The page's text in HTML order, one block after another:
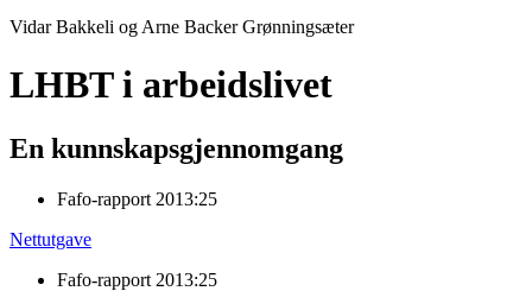
Vidar Bakkeli og Arne Backer Grønningsæter
LHBT i arbeidslivet
En kunnskapsgjennomgang
Fafo-rapport 2013:25
Nettutgave
Fafo-rapport 2013:25